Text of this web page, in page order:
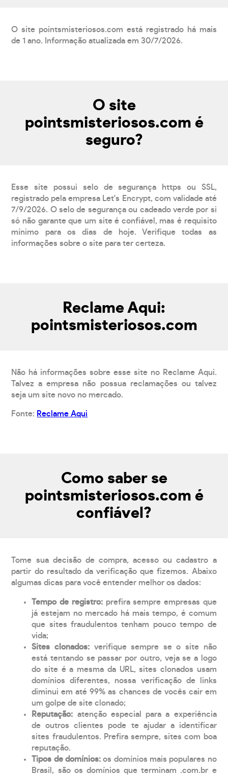
O site pointsmisteriosos.com está registrado há mais
de 1 ano. Informação atualizada em 30/7/2026.
O site
pointsmisteriosos.com é
seguro?
Esse site possui selo de segurança https ou SSL,
registrado pela empresa Let's Encrypt, com validade até
7/9/2026. O selo de segurança ou cadeado verde por si
só não garante que um site é confiável, mas é requisito
mínimo para os dias de hoje. Verifique todas as
informações sobre o site para ter certeza.
Reclame Aqui:
pointsmisteriosos.com
Não há informações sobre esse site no Reclame Aqui.
Talvez a empresa não possua reclamações ou talvez
seja um site novo no mercado.
Fonte: Reclame Aqui
Como saber se
pointsmisteriosos.com é
confiável?
Tome sua decisão de compra, acesso ou cadastro a
partir do resultado da verificação que fizemos. Abaixo
algumas dicas para você entender melhor os dados:
Tempo de registro: prefira sempre empresas que
já estejam no mercado há mais tempo, é comum
que sites fraudulentos tenham pouco tempo de
vida;
Sites clonados: verifique sempre se o site não
está tentando se passar por outro, veja se a logo
do site é a mesma da URL, sites clonados usam
domínios diferentes, nossa verificação de links
diminui em até 99% as chances de vocês cair em
um golpe de site clonado;
Reputação: atenção especial para a experiência
de outros clientes pode te ajudar a identificar
sites fraudulentos. Prefira sempre, sites com boa
reputação.
Tipos de domínios:os domínios mais populares no
Brasil, são os domínios que terminam .com.br e